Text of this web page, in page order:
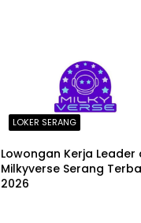
LOKER SERANG
Lowongan Kerja Leader
Milkyverse Serang
2026